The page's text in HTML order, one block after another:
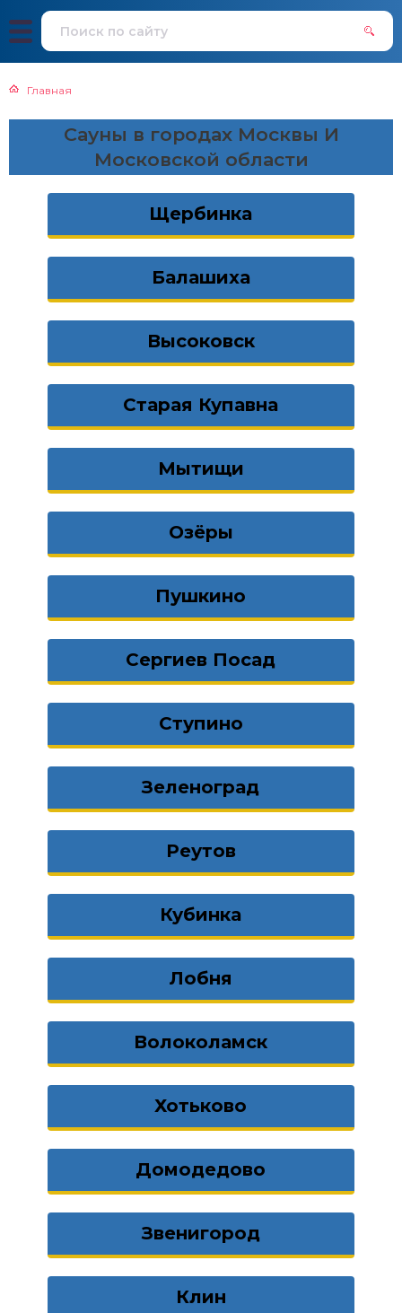
Главная
Сауны в городах Москвы И
Московской области
Щербинка
Балашиха
Высоковск
Старая Купавна
Мытищи
Озёры
Пушкино
Сергиев Посад
Ступино
Зеленоград
Реутов
Кубинка
Лобня
Волоколамск
Хотьково
Домодедово
Звенигород
Клин